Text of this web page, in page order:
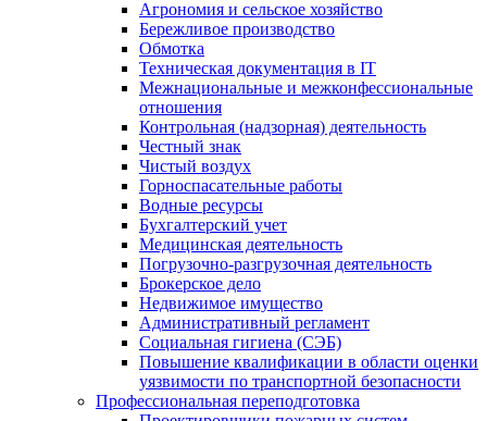
Агрономия и сельское хозяйство
Бережливое производство
Обмотка
Техническая документация в IT
Межнациональные и межконфессиональные
отношения
Контрольная (надзорная) деятельность
Честный знак
Чистый воздух
Горноспасательные работы
Водные ресурсы
Бухгалтерский учет
Медицинская деятельность
Погрузочно-разгрузочная деятельность
Брокерское дело
Недвижимое имущество
Административный регламент
Социальная гигиена (СЭБ)
Повышение квалификации в области оценки
уязвимости по транспортной безопасности
Профессиональная переподготовка